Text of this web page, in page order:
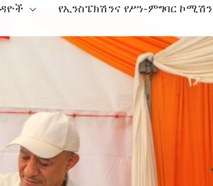
የኢንስፔክሽንና የሥነ-ምግባር ኮሚሽን